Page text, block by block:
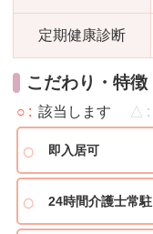
定期健康診断
こだわり・特徴
○ 該当します △
即入居可
24時間介護士常駐